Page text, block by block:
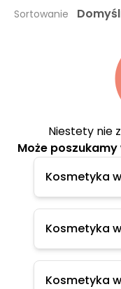
Sortowanie
Niestety nie
Może
Kosmetyka
Kosmetyka
Kosmetyka